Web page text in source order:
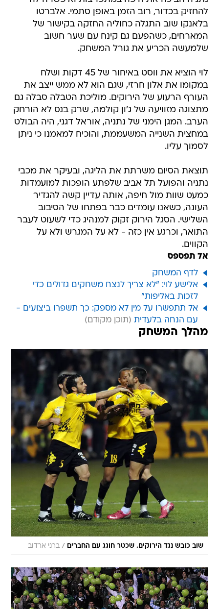
להחזיק בכדור, רוב הזמן באופן סתמי. אלברטו
בלאנקו שוב התגלה כחוליה החזקה בקישור של
המארחים, כשהפעם גם קינח עם שער חשוב
שלמעשה הכריע את גורל המשחק.
לוי הוציא את ווסט באיחור של 45 דקות ושלח
במקומו את אלון חרזי, שגם הוא לא ממש ייצב את
העורף הרעוע של הירוקים. מוליכת הטבלה סבלה גם
מתצוגה מזוויעה של ג'ון קולמה, שרק בנס לא הורחק
הערב. המגן הימני של נתניה, אוראל דגני, היה הבולט
במחצית השנייה המשעממת, והוכיח למאמנו כי ניתן
לסמוך עליו.
תוצאת הסיום משרתת את הליגה, ובעיקר את מכבי
נתניה והפועל תל אביב שלפתע הופכות למועמדות
כמעט שוות מול חיפה, אותה עדיין קשה להגדיר
העונה, כשאנו עומדים כבר בפתחו של הסיבוב
השלישי. הסגל הירוק זקוק למנהיג כדי לשעוט לעבר
התואר, וכרגע אין כזה - לא על המגרש ולא על
הקווים.
אל תפספס
לדף המשחק
אלישע לוי: "לא צריך לנצח משחקים גדולים כדי
לזכות באליפות"
אל תתפשרו על מין לא מספק: כך תשפרו ביצועים -
עם הנחה בלעדית
מהלך המשחק
שוב כובש נגד הירוקים. שכטר חוגג עם החברים / ברני ארדוב